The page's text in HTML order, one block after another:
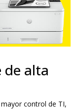
de alta
control de TI,